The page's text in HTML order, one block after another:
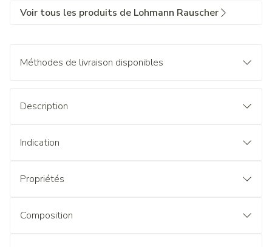
Voir tous les produits de Lohmann Rauscher
Méthodes de livraison disponibles
Description
Indication
Propriétés
Composition